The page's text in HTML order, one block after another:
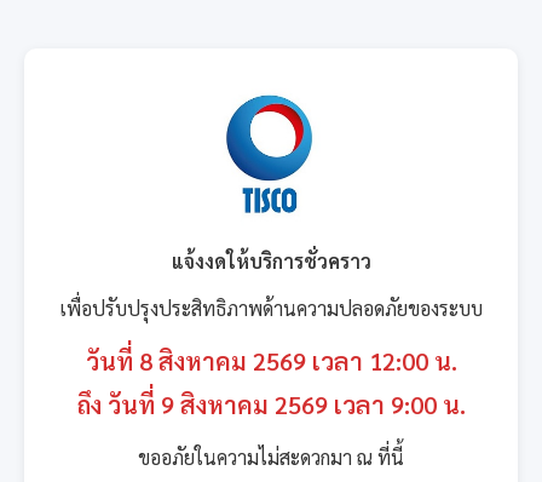
แจ้งงดให้บริการชั่วคราว
เพื่อปรับปรุงประสิทธิภาพด้านความปลอดภัยของระบบ
วันที่ 8 สิงหาคม 2569 เวลา 12:00 น.
ถึง วันที่ 9 สิงหาคม 2569 เวลา 9:00 น.
ขออภัยในความไม่สะดวกมา ณ ที่นี้